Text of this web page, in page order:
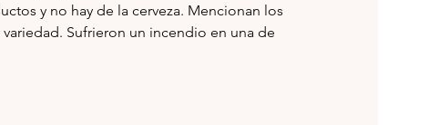
y no hay de la cerveza. Mencionan los
Sufrieron un incendio en una de